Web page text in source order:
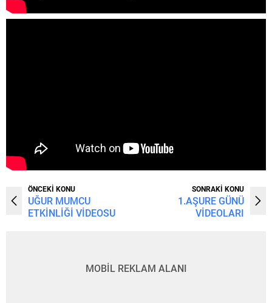
ÖNCEKİ KONU
UĞUR MUMCU
ETKİNLİĞİ VİDEOSU
SONRAKİ KONU
1.AŞURE GÜNÜ
VİDEOLARI
MOBİL REKLAM ALANI